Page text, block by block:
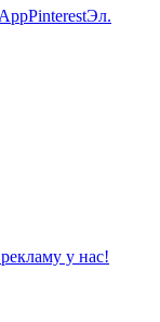
PinterestЭл.
у нас!